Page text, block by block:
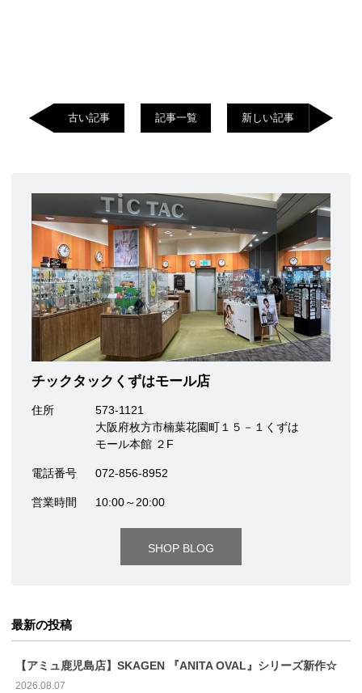
古い記事 記事一覧 新しい記事
チックタックくずはモール店
住所
573-1121
大阪府枚方市楠葉花園町１５－１くずは
モール本館 ２F
電話番号 072-856-8952
営業時間 10:00～20:00
SHOP BLOG
最新の投稿
【アミュ鹿児島店】SKAGEN 『ANITA OVAL』シリーズ新作☆
2026.08.07